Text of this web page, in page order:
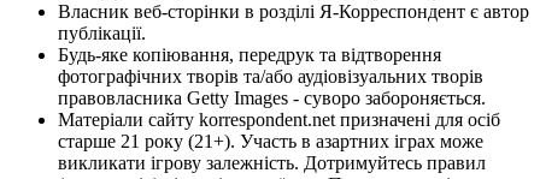
Власник веб-сторінки в розділі Я-Корреспондент є автор
публікації.
Будь-яке копіювання, передрук та відтворення
фотографічних творів та/або аудіовізуальних творів
правовласника Getty Images - суворо забороняється.
Матеріали сайту korrespondent.net призначені для осіб
старше 21 року (21+). Участь в азартних іграх може
викликати ігрову залежність. Дотримуйтесь правил